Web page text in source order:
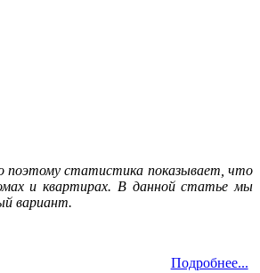
поэтому статистика показывает, что
и квартирах. В данной статье мы
вариант.
Подробнее...